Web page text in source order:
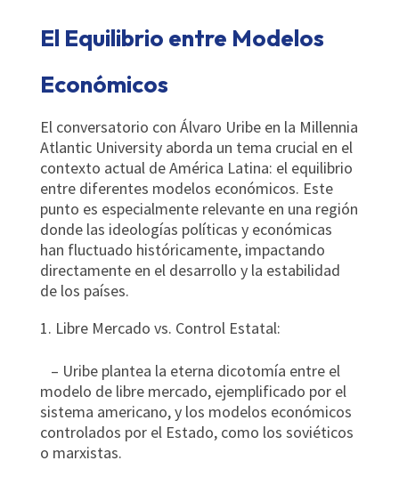
El Equilibrio entre Modelos
Económicos
El conversatorio con Álvaro Uribe en la Millennia
Atlantic University aborda un tema crucial en el
contexto actual de América Latina: el equilibrio
entre diferentes modelos económicos. Este
punto es especialmente relevante en una región
donde las ideologías políticas y económicas
han fluctuado históricamente, impactando
directamente en el desarrollo y la estabilidad
de los países.
Libre Mercado vs. Control Estatal:
– Uribe plantea la eterna dicotomía entre el
modelo de libre mercado, ejemplificado por el
sistema americano, y los modelos económicos
controlados por el Estado, como los soviéticos
o marxistas.